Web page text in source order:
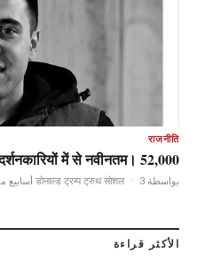
राजनीति
52,000 से अधिक निर्दोष प्रदर्शनकारियों में से नवीनतम।
بواسطة डोनाल्ड ट्रम्प ट्रुथ सोशल · 3 أسابيع مضى
الأكثر قراءة